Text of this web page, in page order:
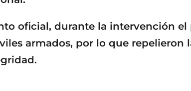
oficial, durante la intervención
armados, por lo que repelieron